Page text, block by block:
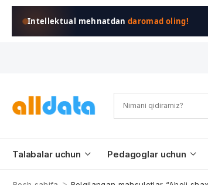
Intellektual mehnatdandaromad oling!
Talabalar uchun Pedagoglar uchun